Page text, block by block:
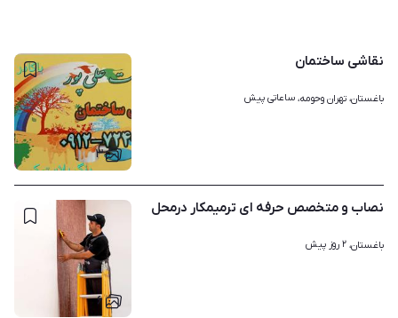
۳
نقاشی ساختمان
باغستان، تهران وحومه، ساعاتی پیش
۶
نصاب و متخصص حرفه ای ترمیمکار درمحل
باغستان، ۲ روز پیش